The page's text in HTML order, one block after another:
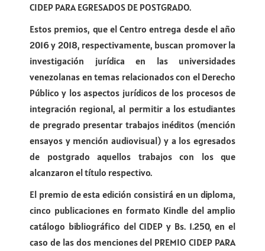
CIDEP PARA EGRESADOS DE POSTGRADO.
Estos premios, que el Centro entrega desde el año
2016 y 2018, respectivamente, buscan promover la
investigación jurídica en las universidades
venezolanas en temas relacionados con el Derecho
Público y los aspectos jurídicos de los procesos de
integración regional, al permitir a los estudiantes
de pregrado presentar trabajos inéditos (mención
ensayos y mención audiovisual) y a los egresados
de postgrado aquellos trabajos con los que
alcanzaron el título respectivo.
El premio de esta edición consistirá en un diploma,
cinco publicaciones en formato Kindle del amplio
catálogo bibliográfico del CIDEP y Bs. 1.250, en el
caso de las dos menciones del PREMIO CIDEP PARA